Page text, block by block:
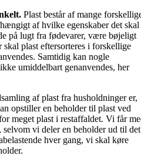
Plast består af mange
af hvilke egenskaber det skal
på lugt fra fødevarer, være bøjeligt
plast eftersorteres i forskellige
Samtidig kan nogle
umiddelbart genanvendes, her
af plast fra husholdninger er,
opstiller en beholder til plast ved
meget plast i restaffaldet. Vi får
vi deler en beholder ud til det
hver gang, vi skal køre